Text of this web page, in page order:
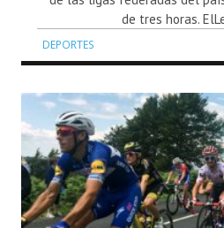
de tres horas.
DEPORTES